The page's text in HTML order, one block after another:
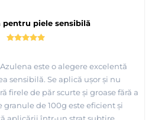
pentru piele sensibilă
este o alegere excelentă
sensibilă. Se aplică ușor și nu
firele de păr scurte și groase fără a
granule de 100g este eficient și